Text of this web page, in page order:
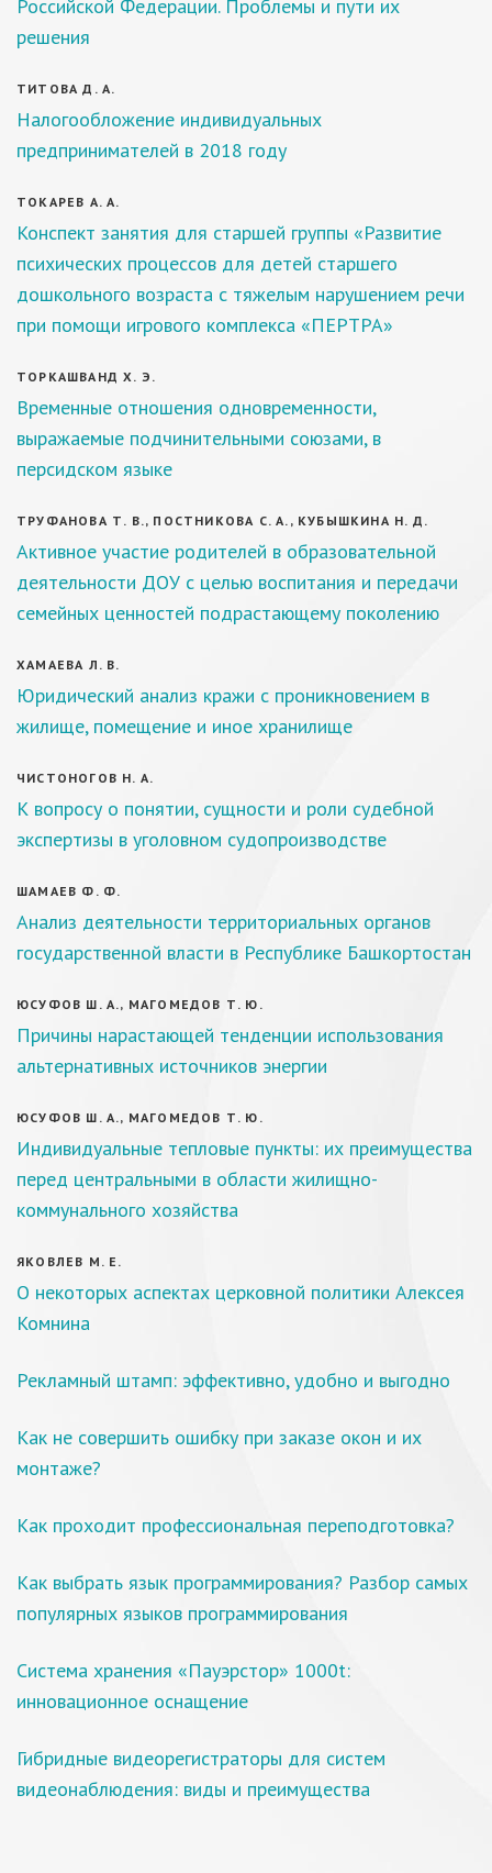
Российской Федерации. Проблемы и пути их
решения
ТИТОВА Д. А.
Налогообложение индивидуальных
предпринимателей в 2018 году
ТОКАРЕВ А. А.
Конспект занятия для старшей группы «Развитие
психических процессов для детей старшего
дошкольного возраста с тяжелым нарушением речи
при помощи игрового комплекса «ПЕРТРА»
ТОРКАШВАНД Х. Э.
Временные отношения одновременности,
выражаемые подчинительными союзами, в
персидском языке
ТРУФАНОВА Т. В., ПОСТНИКОВА С. А., КУБЫШКИНА Н. Д.
Активное участие родителей в образовательной
деятельности ДОУ с целью воспитания и передачи
семейных ценностей подрастающему поколению
ХАМАЕВА Л. В.
Юридический анализ кражи с проникновением в
жилище, помещение и иное хранилище
ЧИСТОНОГОВ Н. А.
К вопросу о понятии, сущности и роли судебной
экспертизы в уголовном судопроизводстве
ШАМАЕВ Ф. Ф.
Анализ деятельности территориальных органов
государственной власти в Республике Башкортостан
ЮСУФОВ Ш. А., МАГОМЕДОВ Т. Ю.
Причины нарастающей тенденции использования
альтернативных источников энергии
ЮСУФОВ Ш. А., МАГОМЕДОВ Т. Ю.
Индивидуальные тепловые пункты: их преимущества
перед центральными в области жилищно-
коммунального хозяйства
ЯКОВЛЕВ М. Е.
О некоторых аспектах церковной политики Алексея
Комнина
Рекламный штамп: эффективно, удобно и выгодно
Как не совершить ошибку при заказе окон и их
монтаже?
Как проходит профессиональная переподготовка?
Как выбрать язык программирования? Разбор самых
популярных языков программирования
Система хранения «Пауэрстор» 1000t:
инновационное оснащение
Гибридные видеорегистраторы для систем
видеонаблюдения: виды и преимущества